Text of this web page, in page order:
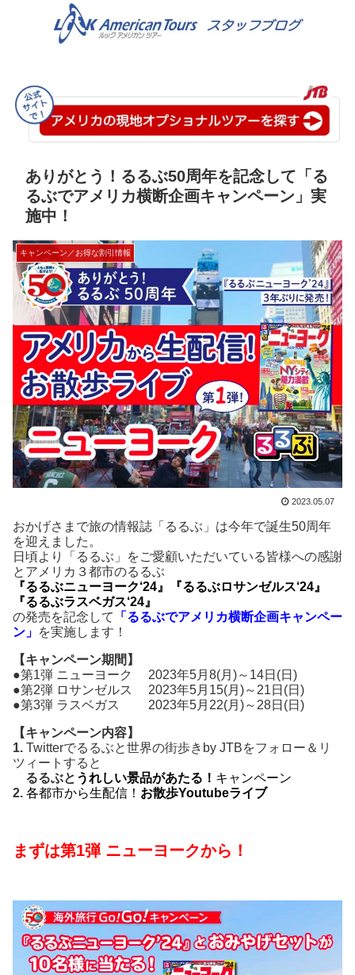
ありがとう！るるぶ50周年を記念して「る
るぶでアメリカ横断企画キャンペーン」実
施中！
キャンペーン／お得な割引情報
2023.05.07
おかげさまで旅の情報誌「るるぶ」は今年で誕生50周年
を迎えました。
日頃より「るるぶ」をご愛顧いただいている皆様への感謝
とアメリカ３都市のるるぶ
『るるぶニューヨーク‘24』
『るるぶロサンゼルス‘24』
『るるぶラスベガス‘24』
の発売を記念して
「るるぶでアメリカ横断企画キャンペー
ン」 を実施します！
【キャンペーン期間】
●第1弾 ニューヨーク 2023年5月8(月)～14日(日)
●第2弾 ロサンゼルス 2023年5月15(月)～21日(日)
●第3弾 ラスベガス 2023年5月22(月)～28日(日)
【キャンペーン内容】
1. Twitterでるるぶと世界の街歩きby JTBをフォロー＆リ
ツィートすると
るるぶと うれしい景品があたる！ キャンペーン
2. 各都市から生配信！ お散歩Youtubeライブ
まずは第1弾 ニューヨークから！